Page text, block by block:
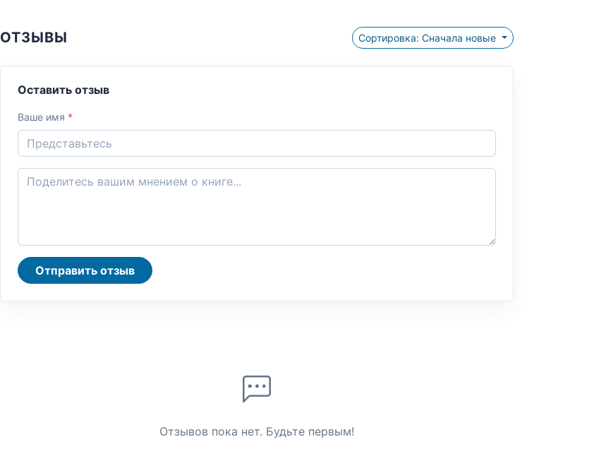
ОТЗЫВЫ Сортировка: Сначала новые
Оставить отзыв
Ваше имя *
Отправить отзыв
Отзывов пока нет. Будьте первым!